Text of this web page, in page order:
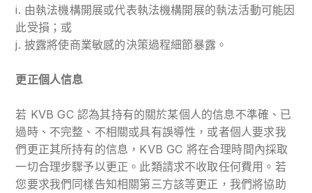
i. 由執法機構開展或代表執法機構開展的執法活動可能因
此受損；或
j. 披露將使商業敏感的決策過程細節暴露。
更正個人信息
若 KVB GC 認為其持有的關於某個人的信息不準確、已
過時、不完整、不相關或具有誤導性，或者個人要求我
們更正其所持有的信息，KVB GC 將在合理時間內採取
一切合理步驟予以更正。此類請求不收取任何費用。若
您要求我們同樣告知相關第三方該等更正，我們將協助